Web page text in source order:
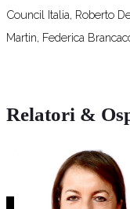
Council Italia, Roberto
Martin, Federica
Relatori &